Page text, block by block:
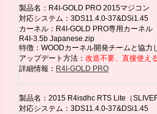
製品名：R4I-GOLD PRO 2015マジコン
対応システム：3DS11.4.0-37&DSi1.45
カーネル：R4I-GOLD PRO専用カーネル
R4I-3.5b Japanese.zip
特徴：WOODカーネル開発チームと協力
アップデート方法： 改造不要、直接使え
詳細情報： R4I-GOLD PRO
製品名：2015 R4isdhc RTS Lite（SLIVER
対応システム：3DS11.4.0-37&DSi1.45